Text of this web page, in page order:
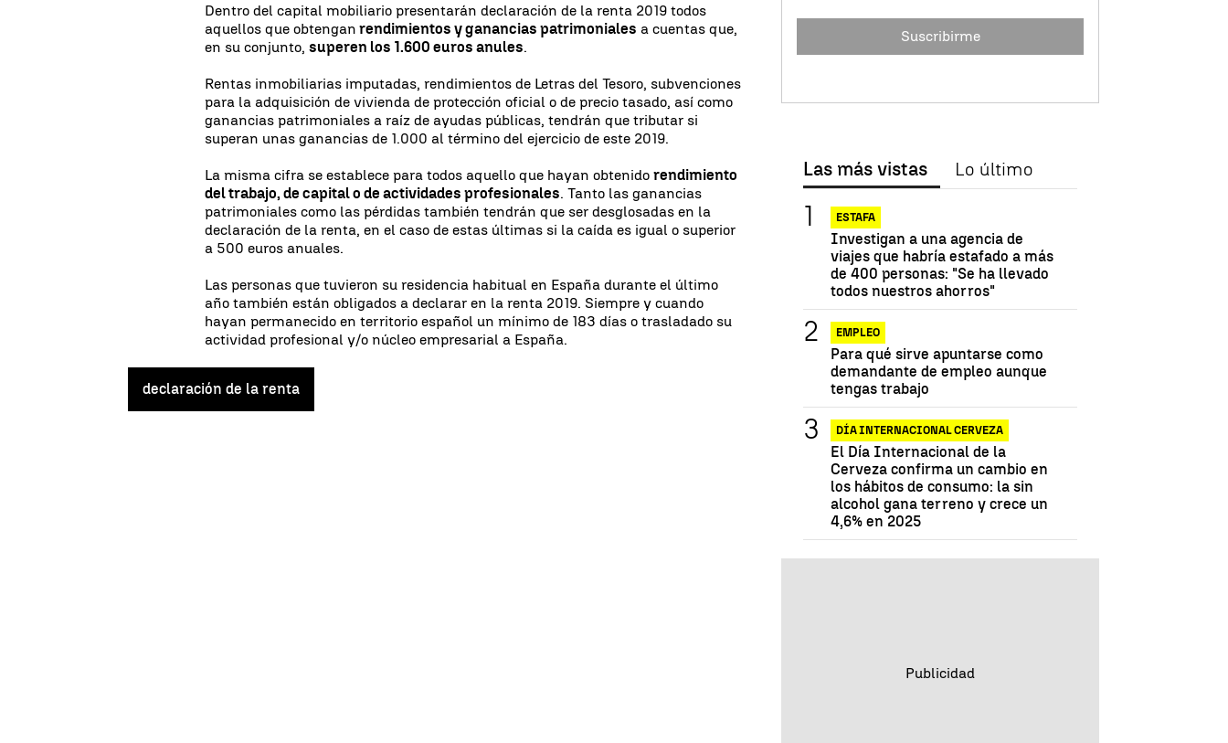
Dentro del capital mobiliario presentarán declaración de la renta 2019 todos
aquellos que obtengan rendimientos y ganancias patrimoniales a cuentas que,
en su conjunto,superen los 1.600 euros anules.
Rentas inmobiliarias imputadas, rendimientos de Letras del Tesoro, subvenciones
para la adquisición de vivienda de protección oficial o de precio tasado, así como
ganancias patrimoniales a raíz de ayudas públicas, tendrán que tributar si
superan unas ganancias de 1.000 al término del ejercicio de este 2019.
La misma cifra se establece para todos aquello que hayan obtenidorendimiento
del trabajo, de capital o de actividades profesionales. Tanto las ganancias
patrimoniales como las pérdidas también tendrán que ser desglosadas en la
declaración de la renta, en el caso de estas últimas si la caída es igual o superior
a 500 euros anuales.
Las personas que tuvieron su residencia habitual en España durante el último
año también están obligados a declarar en la renta 2019. Siempre y cuando
hayan permanecido en territorio español un mínimo de 183 días o trasladado su
actividad profesional y/o núcleo empresarial a España.
declaración de la renta
Suscribirme
Las más vistas Lo último
ESTAFA
Investigan a una agencia de
viajes que habría estafado a más
de 400 personas: "Se ha llevado
todos nuestros ahorros"
EMPLEO
Para qué sirve apuntarse como
demandante de empleo aunque
tengas trabajo
DÍA INTERNACIONAL CERVEZA
El Día Internacional de la
Cerveza confirma un cambio en
los hábitos de consumo: la sin
alcohol gana terreno y crece un
4,6% en 2025